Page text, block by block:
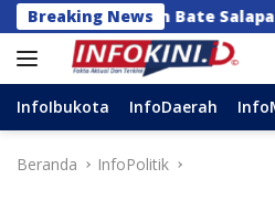
Langsung
ke
konten
Breaking News
Bate Salapang Respon
InfoIbukota InfoDaerah
Beranda InfoPolitik